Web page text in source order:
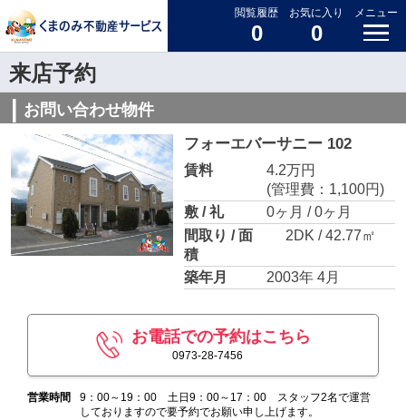
閲覧履歴
0
お気に入り
0
メニュー
来店予約
お問い合わせ物件
フォーエバーサニー 102
賃料
4.2万円
(管理費：1,100円)
敷 / 礼
0ヶ月 / 0ヶ月
間取り / 面
積
2DK / 42.77㎡
築年月 2003年 4月
お電話での予約はこちら
0973-28-7456
営業時間
9：00～19：00 土日9：00～17：00 スタッフ2名で運営
しておりますので要予約でお願い申し上げます。